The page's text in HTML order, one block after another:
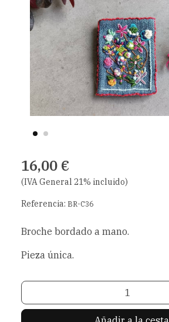
16,00 €
(IVA General 21% incluido)
Referencia: BR-C36
Broche bordado a mano.
Pieza única.